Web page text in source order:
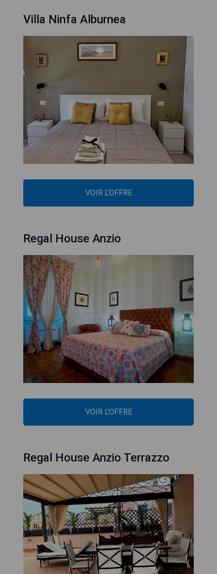
Villa Ninfa Alburnea
VOIR L'OFFRE
Regal House Anzio
VOIR L'OFFRE
Regal House Anzio Terrazzo